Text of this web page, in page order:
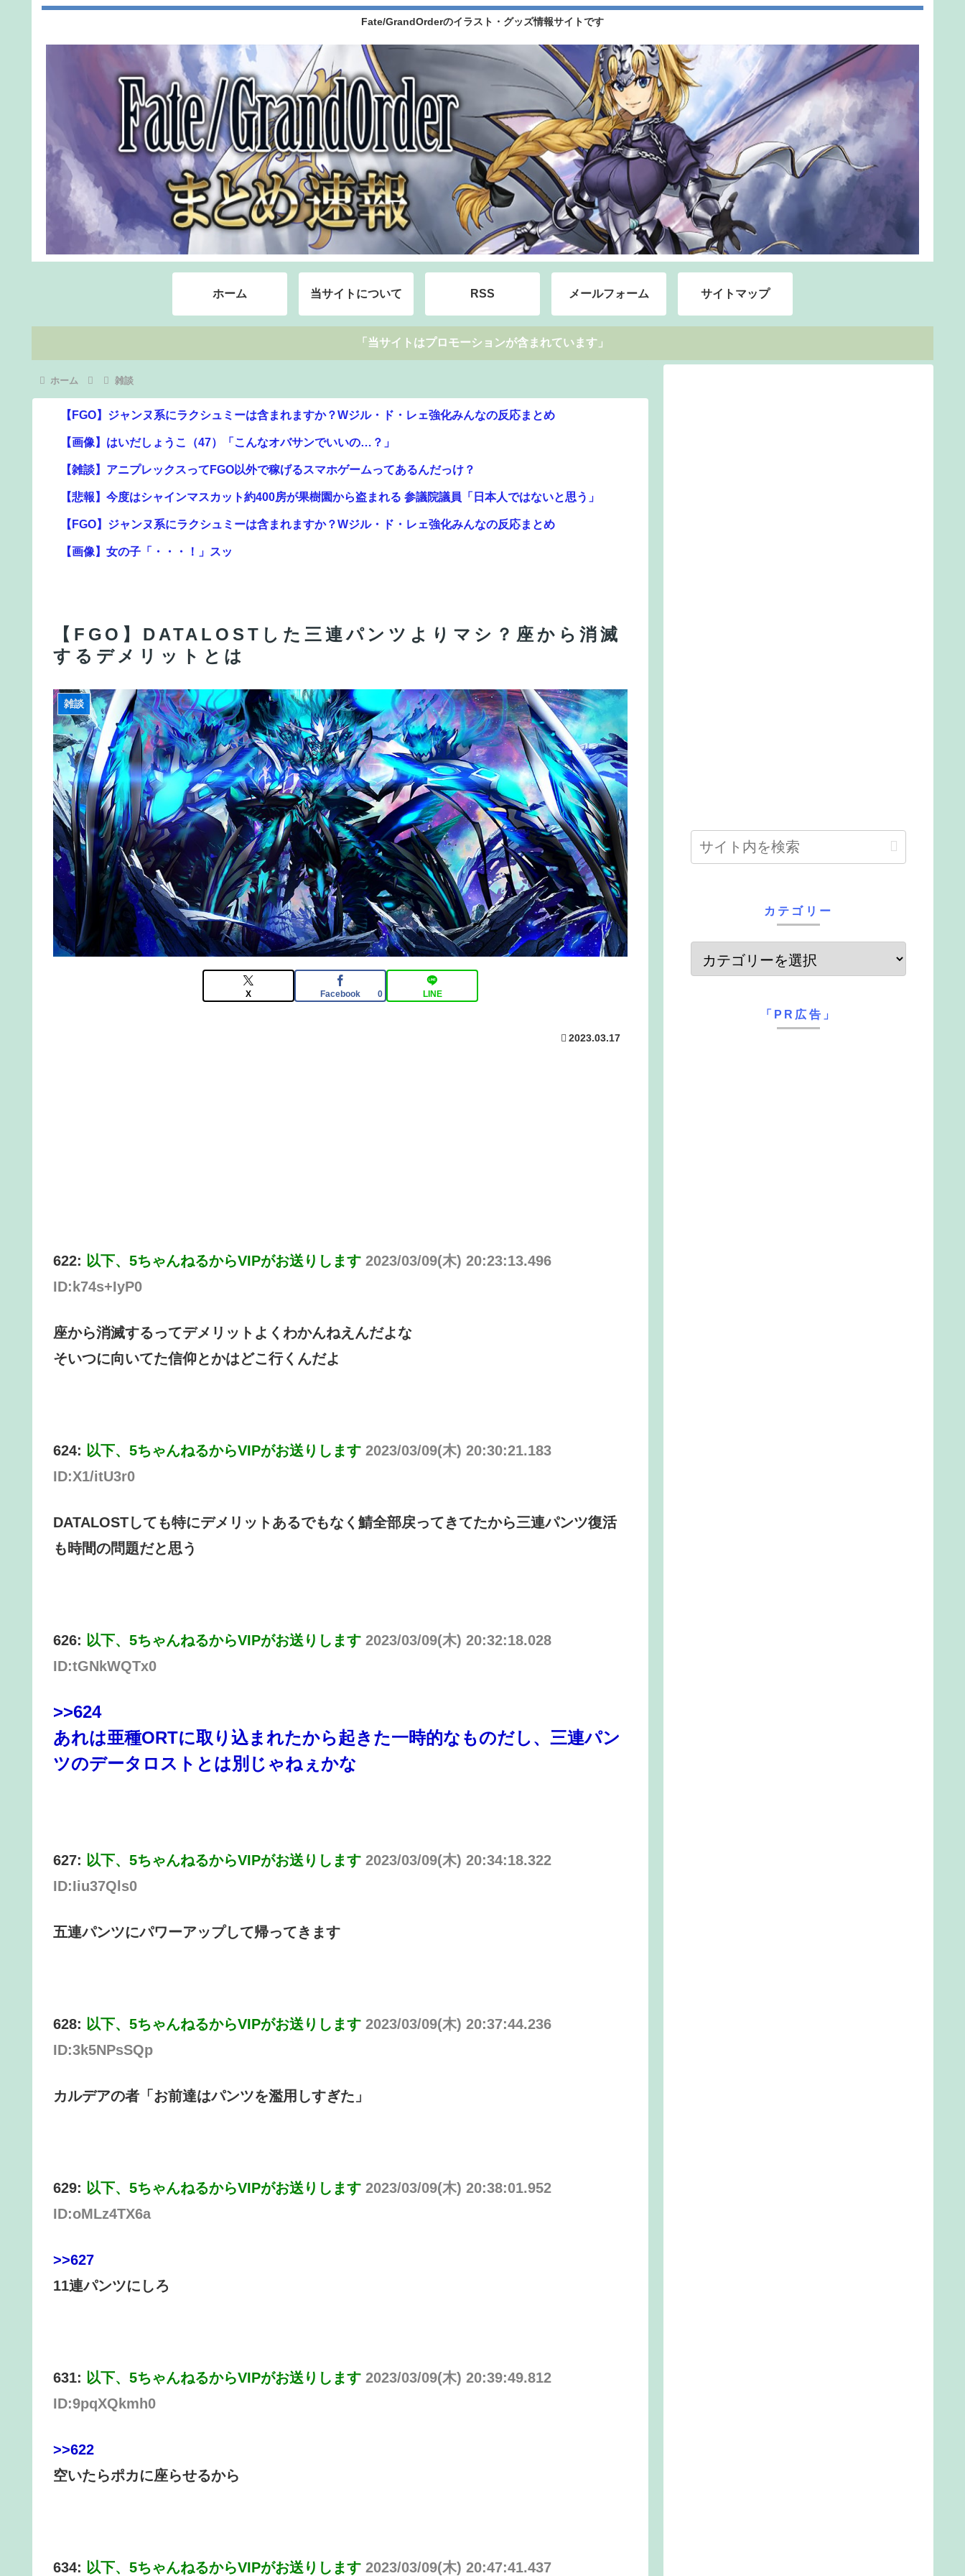
Fate/GrandOrderのイラスト・グッズ情報サイトです
ホーム 当サイトについて RSS メールフォーム サイトマップ
「当サイトはプロモーションが含まれています」
ホーム 雑談
【FGO】ジャンヌ系にラクシュミーは含まれますか？Wジル・ド・レェ強化みんなの反応まとめ
【画像】はいだしょうこ（47）「こんなオバサンでいいの…？」
【雑談】アニプレックスってFGO以外で稼げるスマホゲームってあるんだっけ？
【悲報】今度はシャインマスカット約400房が果樹園から盗まれる 参議院議員「日本人ではないと思う」
【FGO】ジャンヌ系にラクシュミーは含まれますか？Wジル・ド・レェ強化みんなの反応まとめ
【画像】女の子「・・・！」スッ
PLAMATEA Fate/Grand Order シールダー/マシュ・キリエライト〔オルテナウス〕プラモデル[マックスフ
ァクトリー]が予約受付開始
【FGO】再臨状態でバフ受けれる受けれないが困る
【FGO】金時といい勝負。クーフーリン・オルタ強化みんなの反応まとめ
【FGO】スルトくんは保険に使えたのかね実際
【FGO】DATALOSTした三連パンツよりマシ？座から消滅
するデメリットとは
雑談
X Facebook 0 LINE
2023.03.17
622: 以下、5ちゃんねるからVIPがお送りします 2023/03/09(木) 20:23:13.496
ID:k74s+IyP0
座から消滅するってデメリットよくわかんねえんだよな
そいつに向いてた信仰とかはどこ行くんだよ
624: 以下、5ちゃんねるからVIPがお送りします 2023/03/09(木) 20:30:21.183
ID:X1/itU3r0
DATALOSTしても特にデメリットあるでもなく鯖全部戻ってきてたから三連パンツ復活
も時間の問題だと思う
626: 以下、5ちゃんねるからVIPがお送りします 2023/03/09(木) 20:32:18.028
ID:tGNkWQTx0
>>624
あれは亜種ORTに取り込まれたから起きた一時的なものだし、三連パン
ツのデータロストとは別じゃねぇかな
627: 以下、5ちゃんねるからVIPがお送りします 2023/03/09(木) 20:34:18.322
ID:Iiu37Qls0
五連パンツにパワーアップして帰ってきます
628: 以下、5ちゃんねるからVIPがお送りします 2023/03/09(木) 20:37:44.236
ID:3k5NPsSQp
カルデアの者「お前達はパンツを濫用しすぎた」
629: 以下、5ちゃんねるからVIPがお送りします 2023/03/09(木) 20:38:01.952
ID:oMLz4TX6a
>>627
11連パンツにしろ
631: 以下、5ちゃんねるからVIPがお送りします 2023/03/09(木) 20:39:49.812
ID:9pqXQkmh0
>>622
空いたらポカに座らせるから
634: 以下、5ちゃんねるからVIPがお送りします 2023/03/09(木) 20:47:41.437
カテゴリー
「PR広告」